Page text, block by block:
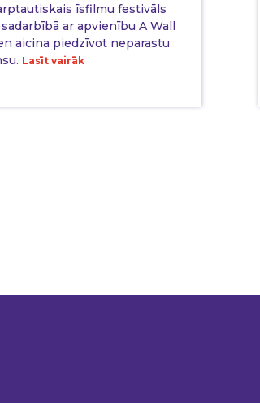
īsfilmu festivāls
ar apvienību A Wall
aicina piedzīvot neparastu
Lasīt vairāk